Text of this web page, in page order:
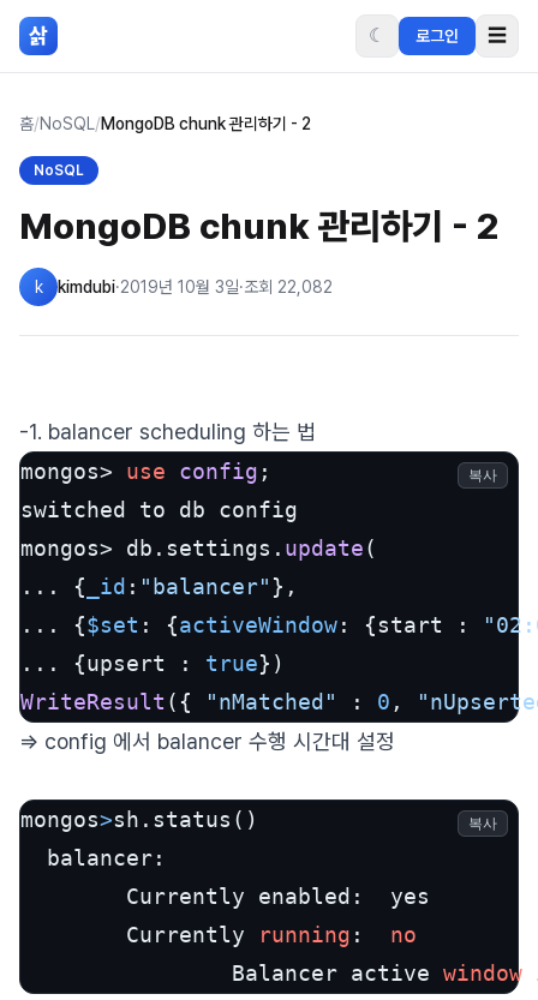
본문 바로가기
삵 ☾ 로그인 ☰
홈/NoSQL/MongoDB chunk 관리하기 - 2
NoSQL
MongoDB chunk 관리하기 - 2
k kimdubi·2019년 10월 3일·조회 22,082
-1. balancer scheduling 하는 법
mongos> use config ;
switched to db config
mongos> db.settings. update(
... { _id : "balancer" },
... {$set : {activeWindow: {start :
... {upsert : true
WriteResult ({ "nMatched" : 0 ,
복사
=> config 에서 balancer 수행 시간대 설정
mongos>sh.status()
  balancer:
        Currently enabled:  yes
        Currently
running : no
                Balancer active
window
복사